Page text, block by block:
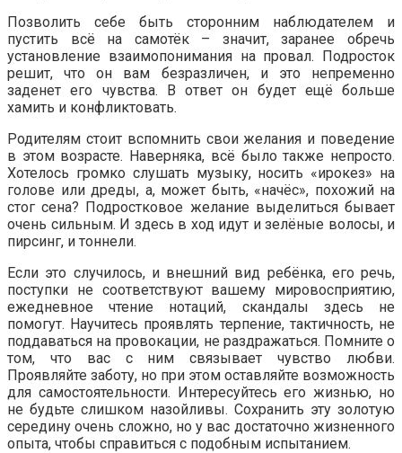
Позволить себе быть сторонним наблюдателем и
пустить всё на самотёк – значит, заранее обречь
установление взаимопонимания на провал. Подросток
решит, что он вам безразличен, и это непременно
заденет его чувства. В ответ он будет ещё больше
хамить и конфликтовать.
Родителям стоит вспомнить свои желания и поведение
в этом возрасте. Наверняка, всё было также непросто.
Хотелось громко слушать музыку, носить «ирокез» на
голове или дреды, а, может быть, «начёс», похожий на
стог сена? Подростковое желание выделиться бывает
очень сильным. И здесь в ход идут и зелёные волосы, и
пирсинг, и тоннели.
Если это случилось, и внешний вид ребёнка, его речь,
поступки не соответствуют вашему мировосприятию,
ежедневное чтение нотаций, скандалы здесь не
помогут. Научитесь проявлять терпение, тактичность, не
поддаваться на провокации, не раздражаться. Помните о
том, что вас с ним связывает чувство любви.
Проявляйте заботу, но при этом оставляйте возможность
для самостоятельности. Интересуйтесь его жизнью, но
не будьте слишком назойливы. Сохранить эту золотую
середину очень сложно, но у вас достаточно жизненного
опыта, чтобы справиться с подобным испытанием.